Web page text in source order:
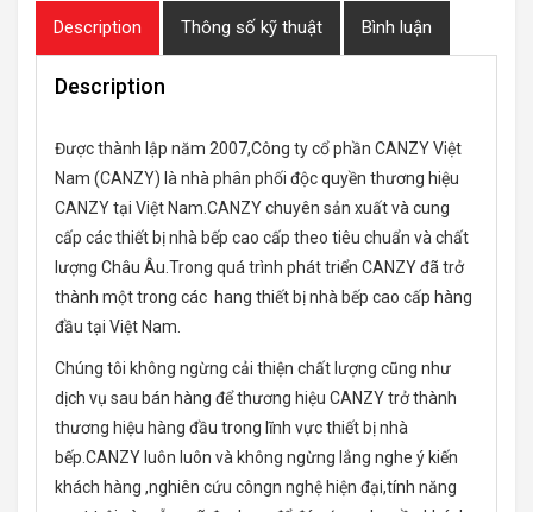
Description Thông số kỹ thuật Bình luận
Description
Được thành lập năm 2007,Công ty cổ phần CANZY Việt
Nam (CANZY) là nhà phân phối độc quyền thương hiệu
CANZY tại Việt Nam.CANZY chuyên sản xuất và cung
cấp các thiết bị nhà bếp cao cấp theo tiêu chuẩn và chất
lượng Châu Âu.Trong quá trình phát triển CANZY đã trở
thành một trong các hang thiết bị nhà bếp cao cấp hàng
đầu tại Việt Nam.
Chúng tôi không ngừng cải thiện chất lượng cũng như
dịch vụ sau bán hàng để thương hiệu CANZY trở thành
thương hiệu hàng đầu trong lĩnh vực thiết bị nhà
bếp.CANZY luôn luôn và không ngừng lắng nghe ý kiến
khách hàng ,nghiên cứu côngn nghệ hiện đại,tính năng